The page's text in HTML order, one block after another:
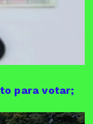
para votar;